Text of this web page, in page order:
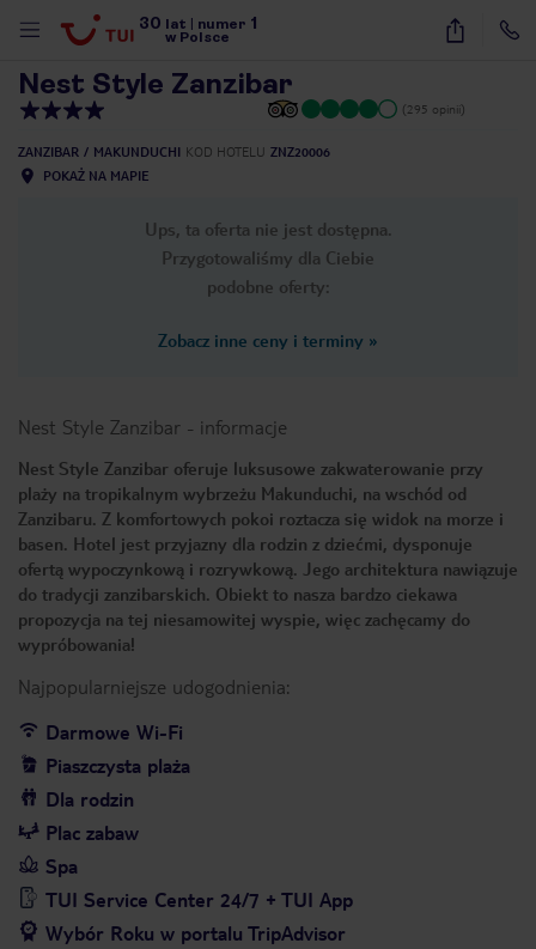
30 lat numer 1
w Polsce
10
Nest Style Zanzibar
(295 opinii)
ZANZIBAR MAKUNDUCHI KOD HOTELU ZNZ20006
POKAŻ NA MAPIE
Ups, ta oferta nie jest dostępna.
Przygotowaliśmy dla Ciebie
podobne oferty:
Zobacz inne ceny i terminy »
Nest Style Zanzibar - informacje
Nest Style Zanzibar oferuje luksusowe zakwaterowanie przy
plaży na tropikalnym wybrzeżu Makunduchi, na wschód od
Zanzibaru. Z komfortowych pokoi roztacza się widok na morze i
basen. Hotel jest przyjazny dla rodzin z dziećmi, dysponuje
ofertą wypoczynkową i rozrywkową. Jego architektura nawiązuje
do tradycji zanzibarskich. Obiekt to nasza bardzo ciekawa
propozycja na tej niesamowitej wyspie, więc zachęcamy do
wypróbowania!
Najpopularniejsze udogodnienia:
Darmowe Wi-Fi
Piaszczysta plaża
Dla rodzin
Plac zabaw
Spa
TUI Service Center 24/7 + TUI App
Wybór Roku w portalu TripAdvisor